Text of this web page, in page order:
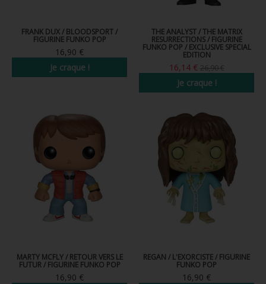
FRANK DUX / BLOODSPORT /
FIGURINE FUNKO POP
16,90 €
Je craque !
THE ANALYST / THE MATRIX
RESURRECTIONS / FIGURINE
FUNKO POP / EXCLUSIVE SPECIAL
EDITION
16,14 € 26,90 €
Je craque !
MARTY MCFLY / RETOUR VERS LE
FUTUR / FIGURINE FUNKO POP
16,90 €
REGAN / L'EXORCISTE / FIGURINE
FUNKO POP
16,90 €